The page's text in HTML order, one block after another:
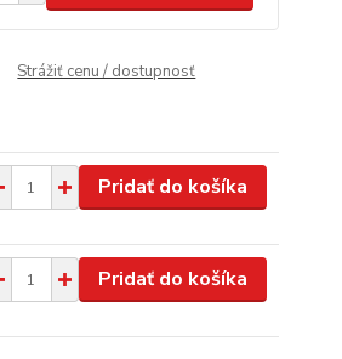
Strážiť cenu / dostupnosť
Pridať do košíka
Pridať do košíka